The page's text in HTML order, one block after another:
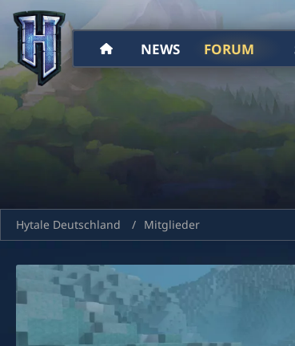
NEWS FORUM
Hytale Deutschland Mitglieder